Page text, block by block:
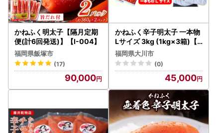
かねふく明太子【隔月定期
便(計6回発送)】【I-004】
福岡県飯塚市
(17)
90,000
かねふく辛子明太子 一本物
Lサイズ 3kg (1kg×3箱)【
明太子 めんたいこ かねふく
魚介類 家庭用 ご飯のお供
お取り寄せ お土産 九州 ご
当地グルメ 取り寄せ グルメ
】
福岡県大川市
(0)
45,000